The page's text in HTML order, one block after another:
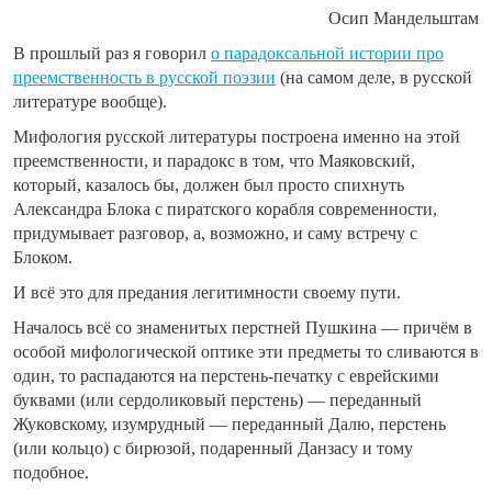
Осип Мандельштам
В прошлый раз я говорил о парадоксальной истории про
преемственность в русской поэзии (на самом деле, в русской
литературе вообще).
Мифология русской литературы построена именно на этой
преемственности, и парадокс в том, что Маяковский,
который, казалось бы, должен был просто спихнуть
Александра Блока с пиратского корабля современности,
придумывает разговор, а, возможно, и саму встречу с
Блоком.
И всё это для предания легитимности своему пути.
Началось всё со знаменитых перстней Пушкина — причём в
особой мифологической оптике эти предметы то сливаются в
один, то распадаются на перстень-печатку с еврейскими
буквами (или сердоликовый перстень) — переданный
Жуковскому, изумрудный — переданный Далю, перстень
(или кольцо) с бирюзой, подаренный Данзасу и тому
подобное.